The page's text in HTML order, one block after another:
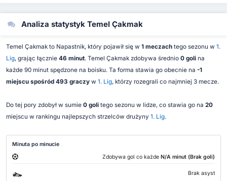
Analiza statystyk Temel Çakmak
Temel Çakmak to Napastnik, który pojawił się w 1 meczachtego sezonu w 1.
Lig, grając łącznie 46 minut. Temel Çakmak zdobywa średnio 0 golina
każde 90 minut spędzone na boisku. Ta forma stawia go obecnie na -1
miejscu spośród 493 graczyw 1. Lig, którzy rozegrali co najmniej 3 mecze.
Do tej pory zdobył w sumie 0 golitego sezonu w lidze, co stawia go na 20
miejscu w rankingu najlepszych strzelców drużyny 1. Lig.
Minuta po minucie
Zdobywa gol co każde N/A minut (Brak goli)
Brak asyst